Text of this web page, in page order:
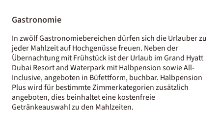
Gastronomie
In zwölf Gastronomiebereichen dürfen sich die Urlauber zu
jeder Mahlzeit auf Hochgenüsse freuen. Neben der
Übernachtung mit Frühstück ist der Urlaub im Grand Hyatt
Dubai Resort and Waterpark mit Halbpension sowie All-
Inclusive, angeboten in Büfettform, buchbar. Halbpension
Plus wird für bestimmte Zimmerkategorien zusätzlich
angeboten, dies beinhaltet eine kostenfreie
Getränkeauswahl zu den Mahlzeiten.